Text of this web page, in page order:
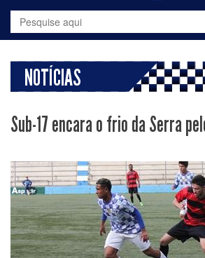
NOTÍCIAS
Sub-17 encara o frio da Serra